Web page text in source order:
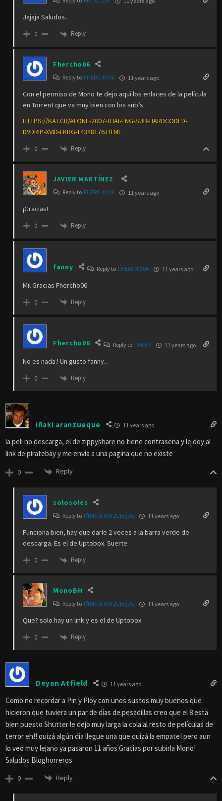
Jajaja Saludos..
0 Reply
Fhercho06
Reply to FHERCHO06 11 years ago
Con el permiso de Mono te dejo aquí los enlaces de la película
en Torrent que va muy bien con los sub’s.
HTTPS://KAT.CR/ALONE-2007-THAI-ENG-SUB-HARDCODED-
DVDRIP-XVID-LKRG-T4348176.HTML
0 Reply
JAVIER MARTÍNEZ
Reply to FHERCHO06 11 years ago
¡Gracias!
0 Reply
fanny Reply to FHERCHO06 11 years ago
Mil Gracias Fhercho06
0 Reply
Fhercho06 Reply to FANNY 11 years ago
No es nada.! Un gusto fanny..
0 Reply
iñaki aranzueque 11 years ago
la peli no descarga, el de zippyshare no tiene contraseña y le doy al
link de piratebay y me envia a una pagina que no existe
0 Reply
solosoles
Reply to IÑAKI ARANZUEQUE 11 years ago
Funciona bien, hay que darle 2 veces a la barra verde de
descarga. Es el de Uptobox. Suerte
0 Reply
MonoBH
Reply to IÑAKI ARANZUEQUE 11 years ago
Que? solo hay un link y es el de Uptobox.
0 Reply
Deyan Atfield 11 years ago
Como no recordar a Pin y Ploy con unos sustos muy buenos que
hicieron que tuviera un par de días de pesadillas creo que el 8 esta
bien puesto Shutter le dejo muy larga la cola al resto de películas de
terror eh!! quizá algún día llegue una que quizá la empate! pero aun
lo veo muy lejano ya pasaron 11 años Gracias por subirla Mono!
Saludos Bloghorreros
0 Reply